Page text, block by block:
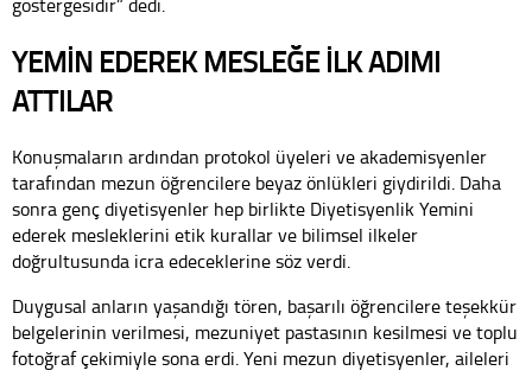
YEMİN EDEREK MESLEĞE İLK ADIMI
ATTILAR
Konuşmaların ardından protokol üyeleri ve akademisyenler
tarafından mezun öğrencilere beyaz önlükleri giydirildi. Daha
sonra genç diyetisyenler hep birlikte Diyetisyenlik Yemini
ederek mesleklerini etik kurallar ve bilimsel ilkeler
doğrultusunda icra edeceklerine söz verdi.
Duygusal anların yaşandığı tören, başarılı öğrencilere teşekkür
belgelerinin verilmesi, mezuniyet pastasının kesilmesi ve toplu
fotoğraf çekimiyle sona erdi. Yeni mezun diyetisyenler, aileleri